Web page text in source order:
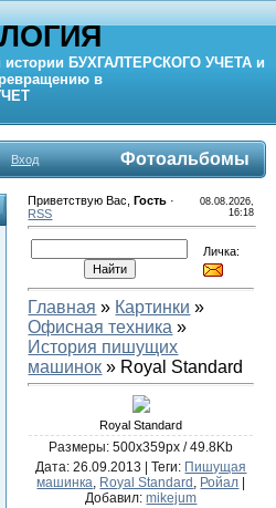
БУХГАЛТЕРСКОГО УЧЕТА и
в
Вход Фотоальбомы
Приветствую Вас ,Гость ·
RSS
08.08.2026,
16:18
Личка:
Главная » Картинки »
Офисная техника »
История пишущих
машинок » Royal Standard
Royal Standard
Размеры: 500x359px / 49.8Kb
Дата: 26.09.2013 |Теги: Пишущая
машинка, Royal Standard , Ройал
Добавил:mikejum